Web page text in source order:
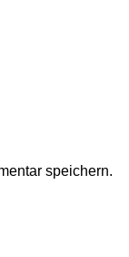
speichern.